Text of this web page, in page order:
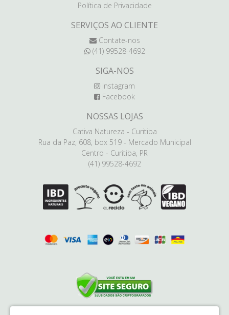
Política de Privacidade
SERVIÇOS AO CLIENTE
Contate-nos
(41) 99528-4692
SIGA-NOS
instagram
Facebook
NOSSAS LOJAS
Cativa Natureza - Curitiba
Rua da Paz, 608, box 519 - Mercado Municipal
Centro - Curitiba, PR
(41) 99528-4692